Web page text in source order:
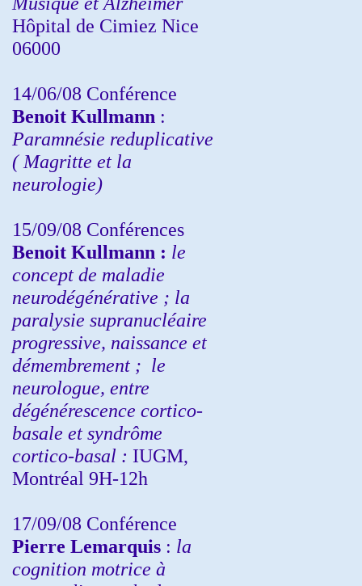
Hôpital de Cimiez Nice
06000
14/06/08 Conférence
Benoit Kullmann :
Paramnésie reduplicative
( Magritte et la
neurologie)
15/09/08 Conférences
Benoit Kullmann : le
concept de maladie
neurodégénérative ; la
paralysie supranucléaire
progressive, naissance et
démembrement ; le
neurologue, entre
dégénérescence cortico-
basale et syndrôme
cortico-basal : IUGM,
Montréal 9H-12h
17/09/08 Conférence
Pierre Lemarquis : la
cognition motrice à